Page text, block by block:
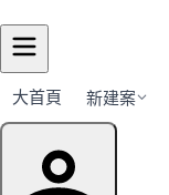
大首頁 新建案
行政區導覽